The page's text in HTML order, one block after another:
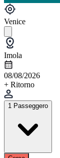
Venice
Imola
08/08/2026
+ Ritorno
1 Passeggero